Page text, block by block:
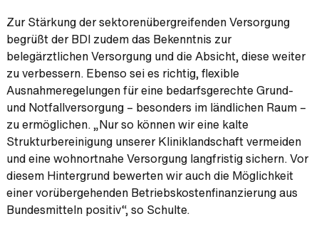
Zur Stärkung der sektorenübergreifenden Versorgung
begrüßt der BDI zudem das Bekenntnis zur
belegärztlichen Versorgung und die Absicht, diese weiter
zu verbessern. Ebenso sei es richtig, flexible
Ausnahmeregelungen für eine bedarfsgerechte Grund-
und Notfallversorgung – besonders im ländlichen Raum –
zu ermöglichen. „Nur so können wir eine kalte
Strukturbereinigung unserer Kliniklandschaft vermeiden
und eine wohnortnahe Versorgung langfristig sichern. Vor
diesem Hintergrund bewerten wir auch die Möglichkeit
einer vorübergehenden Betriebskostenfinanzierung aus
Bundesmitteln positiv“, so Schulte.